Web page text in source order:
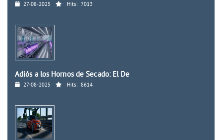
27-08-2025 Hits: 7013
Adiós a los Hornos de Secado: El De
27-08-2025 Hits: 8614